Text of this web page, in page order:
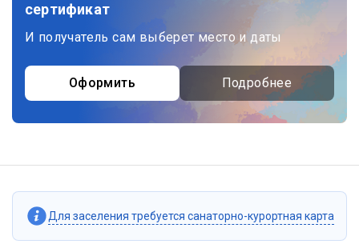
сертификат
И получатель сам выберет место и даты
Оформить Подробнее
Для заселения требуется санаторно-курортная карта